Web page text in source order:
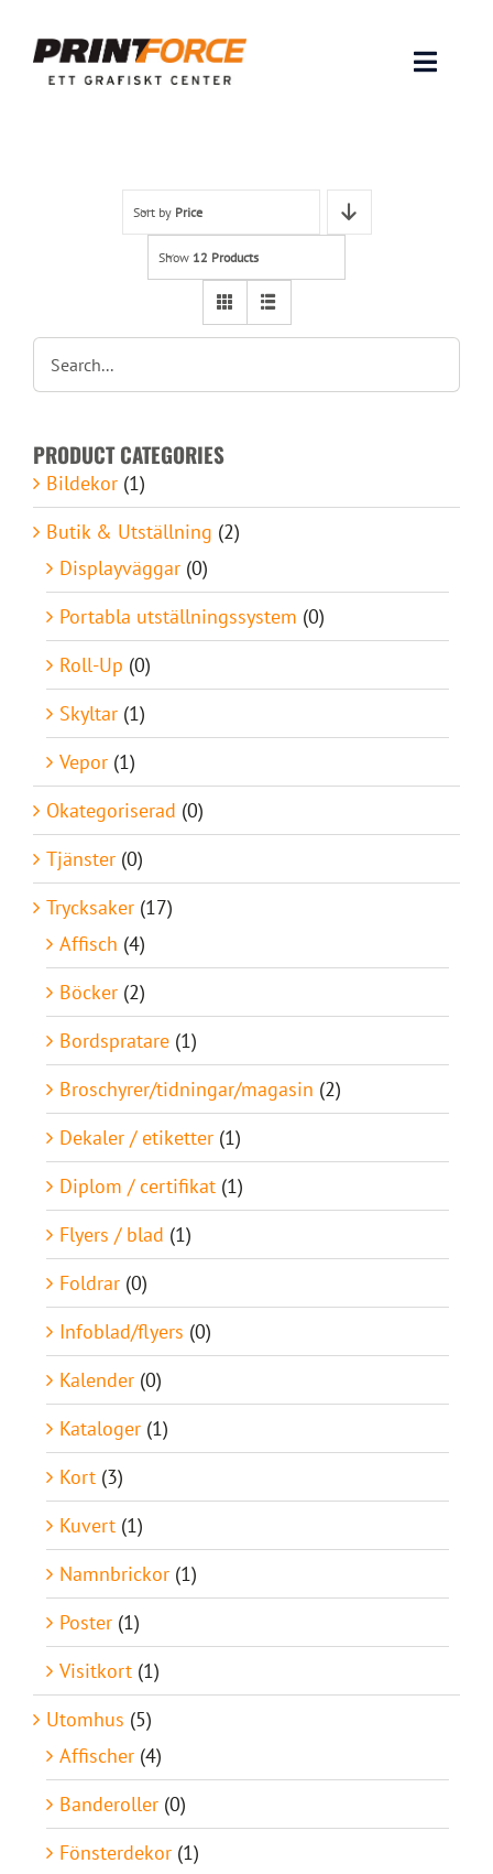
content
Toggle
INSPIRATION
Lämna original & filer
Om oss
Kontakt
Sort by Price
Show 12 Products
PRODUCT CATEGORIES
Bildekor (1)
Butik & Utställning (2)
Displayväggar (0)
Portabla utställningssystem (0)
Roll-Up (0)
Skyltar (1)
Vepor (1)
Okategoriserad (0)
Tjänster (0)
Trycksaker (17)
Affisch (4)
Böcker (2)
Bordspratare (1)
Broschyrer/tidningar/magasin (2)
Dekaler / etiketter (1)
Diplom / certifikat (1)
Flyers / blad (1)
Foldrar (0)
Infoblad/flyers (0)
Kalender (0)
Kataloger (1)
Kort (3)
Kuvert (1)
Namnbrickor (1)
Poster (1)
Visitkort (1)
Utomhus (5)
Affischer (4)
Banderoller (0)
Fönsterdekor (1)